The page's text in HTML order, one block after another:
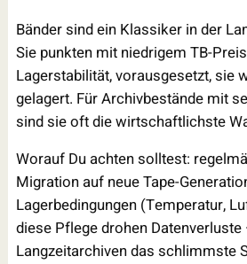
Bänder sind ein Klassiker in der
Sie punkten mit niedrigem TB-
Lagerstabilität, vorausgesetzt, sie
gelagert. Für Archivbestände mit
sind sie oft die wirtschaftlichste
Worauf Du achten solltest:
Migration auf neue Tape-
Lagerbedingungen (Temperatur,
diese Pflege drohen
Langzeitarchiven das schlimmste